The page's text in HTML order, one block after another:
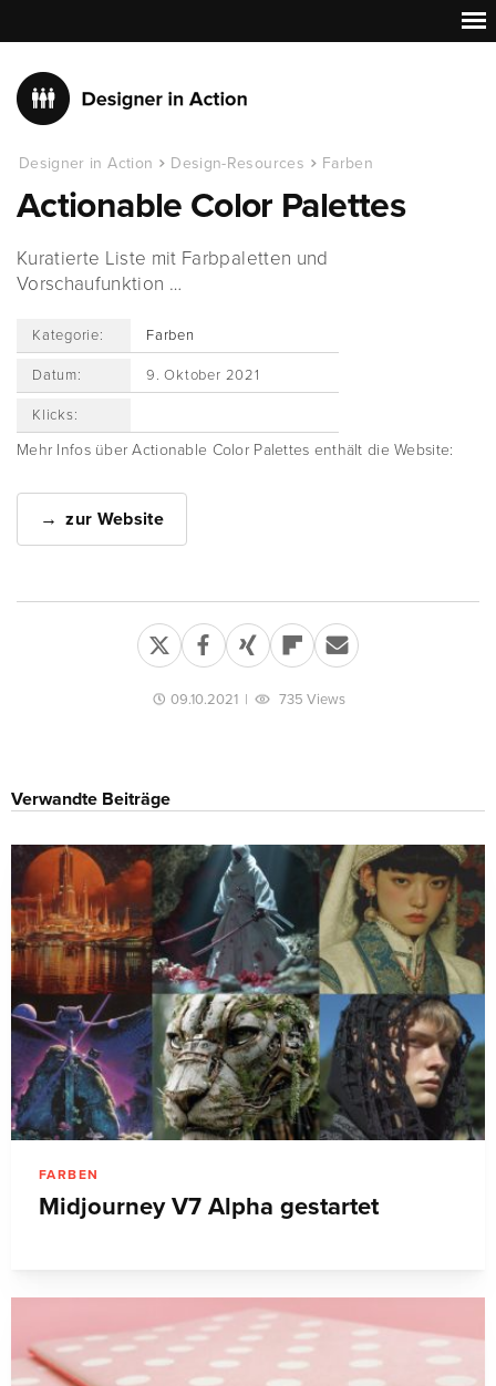
Designer in Action Design-Resources Farben
Actionable Color Palettes
Kuratierte Liste mit Farbpaletten und
Vorschaufunktion …
Kategorie: Farben
Datum: 9. Oktober 2021
Klicks:
Mehr Infos über Actionable Color Palettes enthält die Website:
zur Website
09.10.2021| 735 Views
Verwandte Beiträge
FARBEN
Midjourney V7 Alpha gestartet